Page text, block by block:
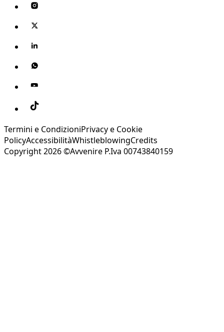
Termini e CondizioniPrivacy e Cookie
PolicyAccessibilitàWhistleblowingCredits
Copyright 2026 ©Avvenire P.Iva 00743840159